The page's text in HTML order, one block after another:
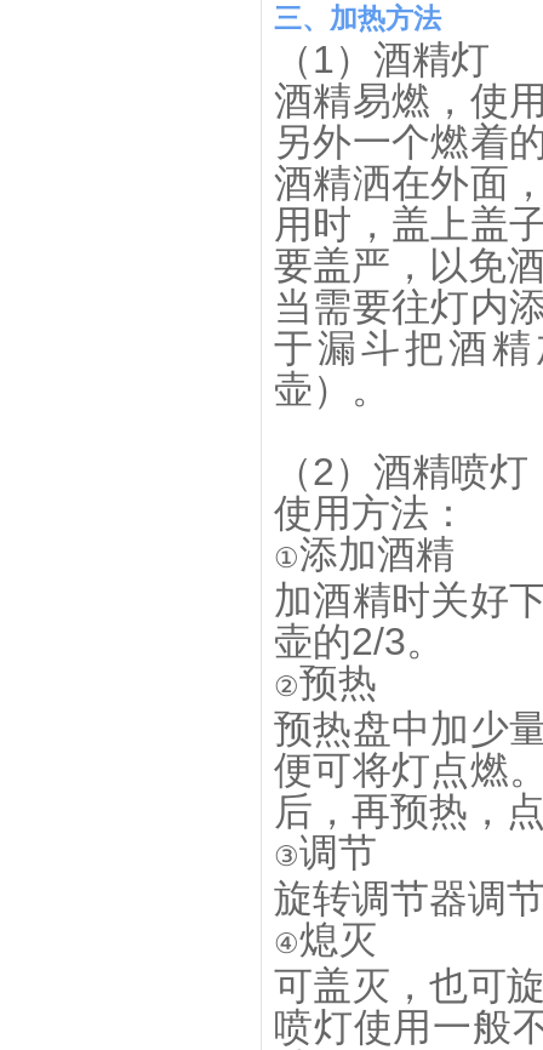
三、加热方法
（1）酒精灯
酒精易燃，使
另外一个燃着
酒精洒在外面
用时，盖上盖
要盖严，以免
当需要往灯内
于漏斗把酒
壶）。
（2）酒精喷灯
使用方法：
①添加酒精
加酒精时关好
壶的2/3。
②预热
预热盘中加少
便可将灯点燃
后，再预热，
③调节
旋转调节器调
④熄灭
可盖灭，也可
喷灯使用一般